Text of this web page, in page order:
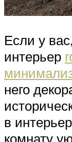
Если у
интерьер
него
в
комнату